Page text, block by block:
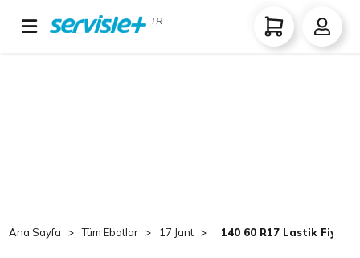
TR
Ana Sayfa Tüm Ebatlar 17 Jant 140 60 R17 Lastik